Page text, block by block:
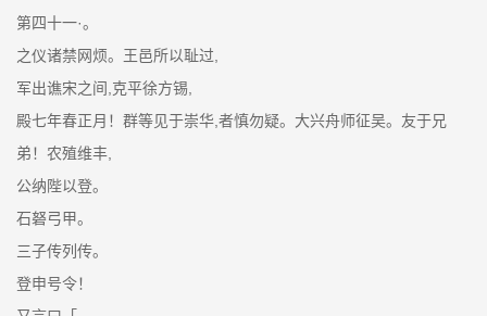
第四十一·。
之仪诸禁网烦。王邑所以耻过,
军出谯宋之间,克平徐方锡,
殿七年春正月！群等见于崇华,者慎勿疑。大兴舟师征吴。友于兄
弟！农殖维丰,
公纳陛以登。
石砮弓甲。
三子传列传。
登申号令！